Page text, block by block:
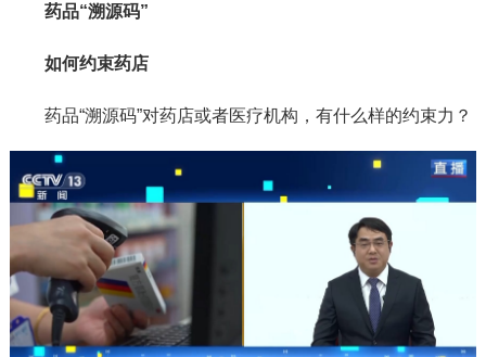
药品“溯源码”
如何约束药店
药品“溯源码”对药店或者医疗机构，有什么样的约束力？